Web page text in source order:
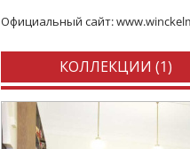
Официальный сайт:
КОЛЛЕКЦИИ (1)